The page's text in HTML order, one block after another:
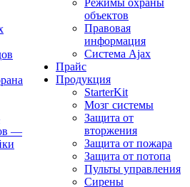
—
Режимы охраны
объектов
Правовая
информация
Сиcтема Ajax
Прайс
Продукция
StarterKit
Мозг системы
Защита от
вторжения
Защита от пожара
Защита от потопа
Пульты управления
Сирены